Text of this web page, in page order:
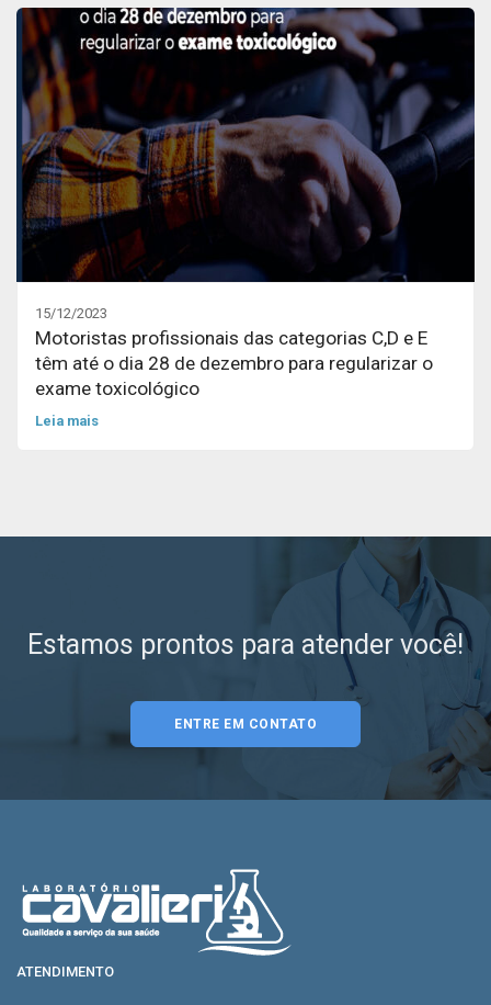
15/12/2023
Motoristas profissionais das categorias C,D e E
têm até o dia 28 de dezembro para regularizar o
exame toxicológico
Leia mais
Estamos prontos para atender você!
ENTRE EM CONTATO
ATENDIMENTO